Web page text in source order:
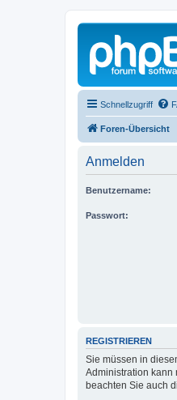
Schnellzugriff
Foren-Übersicht
Anmelden
Benutzername:
Passwort:
REGISTRIEREN
Sie müssen in
Administration kann
beachten Sie auch